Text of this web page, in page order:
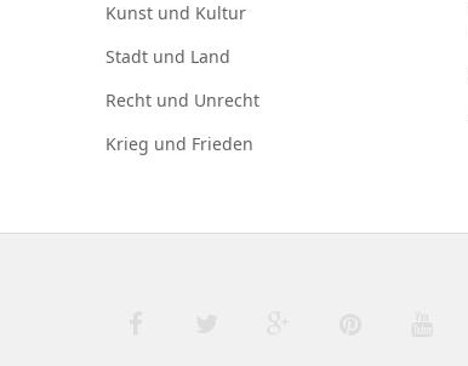
Kunst und Kultur
Stadt und Land
Recht und Unrecht
Krieg und Frieden